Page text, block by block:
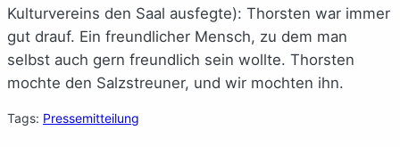
Kulturvereins den Saal ausfegte): Thorsten war immer
gut drauf. Ein freundlicher Mensch, zu dem man
selbst auch gern freundlich sein wollte. Thorsten
mochte den Salzstreuner, und wir mochten ihn.
Tags: Pressemitteilung